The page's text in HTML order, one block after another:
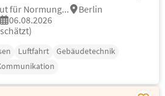
für Normung...
Berlin
06.08.2026
Luftfahrt
Gebäudetechnik